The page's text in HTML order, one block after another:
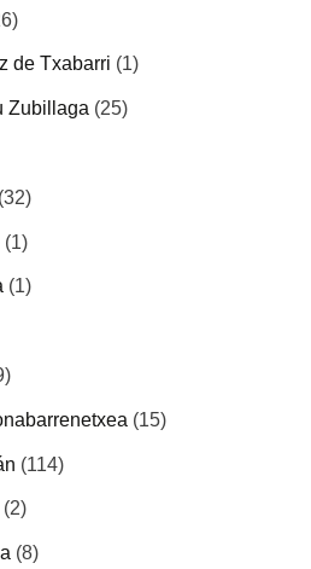
de Txabarri (1)
Zubillaga (25)
(32)
(1)
(1)
(15)
(114)
(2)
(8)